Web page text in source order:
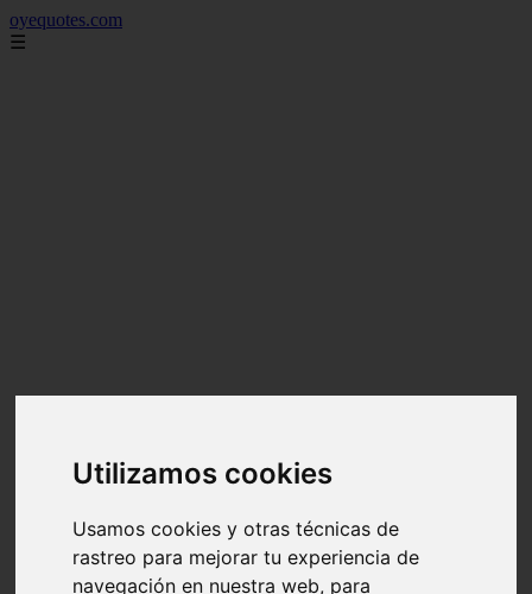
Utilizamos cookies
Usamos cookies y otras técnicas de
rastreo para mejorar tu experiencia de
navegación en nuestra web, para
oyequotes.com
☰